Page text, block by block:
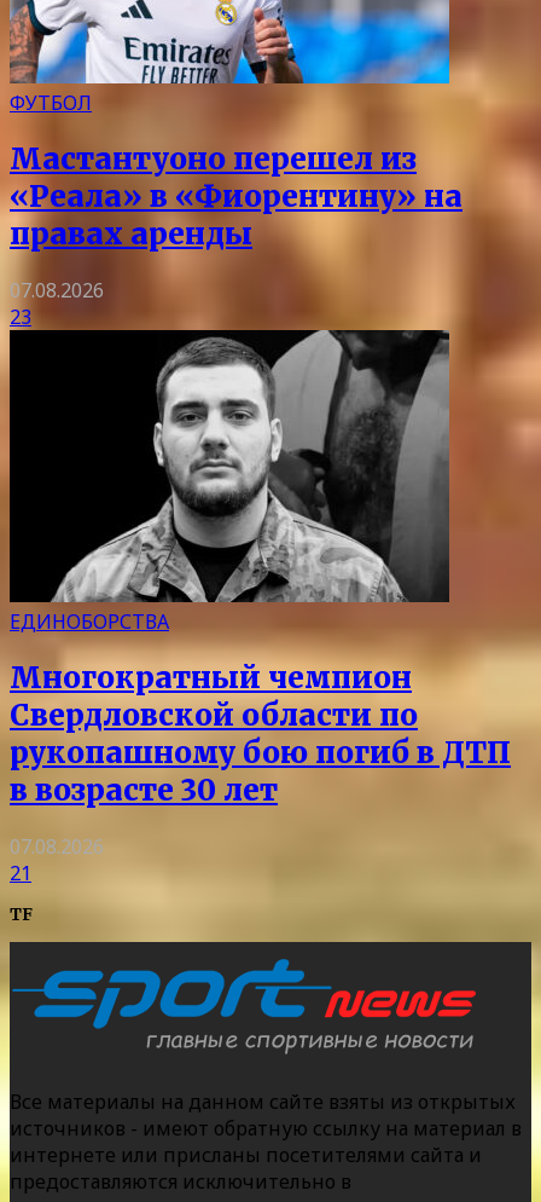
ФУТБОЛ
Мастантуоно перешел из
«Реала» в «Фиорентину» на
правах аренды
07.08.2026
23
ЕДИНОБОРСТВА
Многократный чемпион
Свердловской области по
рукопашному бою погиб в ДТП
в возрасте 30 лет
07.08.2026
21
TF
Все материалы на данном сайте взяты из открытых
источников - имеют обратную ссылку на материал в
интернете или присланы посетителями сайта и
предоставляются исключительно в